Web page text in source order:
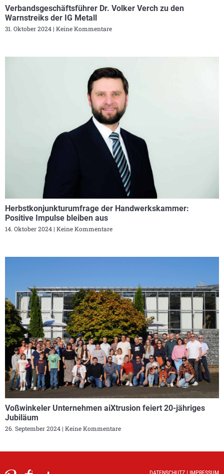
Verbandsgeschäftsführer Dr. Volker Verch zu den
Warnstreiks der IG Metall
31. Oktober 2024 Keine Kommentare
Herbstkonjunkturumfrage der Handwerkskammer:
Positive Impulse bleiben aus
14. Oktober 2024 Keine Kommentare
Voßwinkeler Unternehmen aiXtrusion feiert 20-jähriges
Jubiläum
26. September 2024 Keine Kommentare